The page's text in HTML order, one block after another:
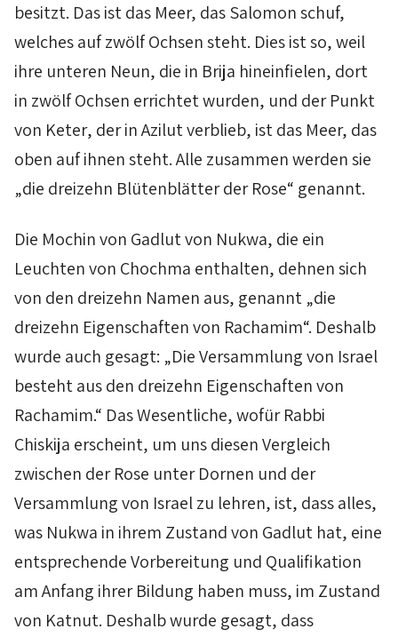
besitzt. Das ist das Meer, das Salomon schuf,
welches auf zwölf Ochsen steht. Dies ist so, weil
ihre unteren Neun, die in Brija hineinfielen, dort
in zwölf Ochsen errichtet wurden, und der Punkt
von Keter, der inAzilutverblieb, ist das Meer, das
oben auf ihnen steht. Alle zusammen werden sie
„die dreizehn Blütenblätter der Rose“ genannt.
Die Mochinvon Gadlutvon Nukwa, die ein
Leuchten von Chochma enthalten, dehnen sich
von den dreizehn Namen aus, genannt „die
dreizehn Eigenschaften von Rachamim“. Deshalb
wurde auch gesagt: „Die Versammlung von Israel
besteht aus den dreizehn Eigenschaften von
Rachamim.“ Das Wesentliche, wofür Rabbi
Chiskija erscheint, um uns diesen Vergleich
zwischen der Rose unter Dornen und der
Versammlung von Israel zu lehren, ist, dass alles,
was Nukwa in ihrem Zustand von Gadlut hat, eine
entsprechende Vorbereitung und Qualifikation
am Anfang ihrer Bildung haben muss, im Zustand
von Katnut. Deshalb wurde gesagt, dass